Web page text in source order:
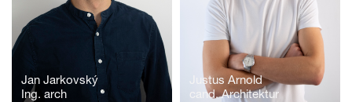
Jan Jarkovský
Ing. arch
Justus Arnold
cand. Architektur